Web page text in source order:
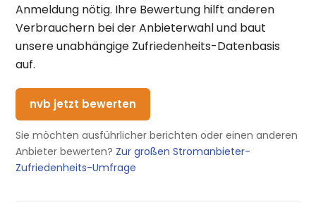
Anmeldung nötig. Ihre Bewertung hilft anderen
Verbrauchern bei der Anbieterwahl und baut
unsere unabhängige Zufriedenheits-Datenbasis
auf.
nvb jetzt bewerten
Sie möchten ausführlicher berichten oder einen anderen
Anbieter bewerten? Zur großen Stromanbieter-
Zufriedenheits-Umfrage